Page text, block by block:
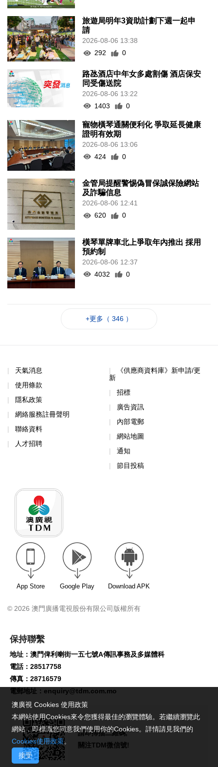
旅遊局明年3資助計劃下週一起申
請
2026-08-06 13:38
292
0
路氹酒店中年女多處割傷 酒店保安
同受傷送院
2026-08-06 13:22
1403
0
寵物橫琴通關便利化 爭取延長健康
證明有效期
2026-08-06 13:06
424
0
金管局提醒警惕偽冒保誠保險網站
及詐騙信息
2026-08-06 12:41
620
0
橫琴單牌車北上爭取年內推出 採用
預約制
2026-08-06 12:37
4032
0
+更多（ 346 ）
天氣消息
使用條款
隱私政策
網絡服務註冊聲明
聯絡資料
人才招聘
《供應商資料庫》新申請/更
新
招標
廣告資訊
內部電郵
網站地圖
通知
節目投稿
App Store Google Play Download APK
© 2026 澳門廣播電視股份有限公司版權所有
保持聯繫
地址：澳門俾利喇街一五七號A傳訊事務及多媒體科
電話：28517758
傳真：28716579
電郵地址： enquiry@tdm.com.mo
請即掃描二維碼,
關注TDM微信號!
澳廣視 Cookies 使用政策
本網站使用Cookies來令您獲得最佳的瀏覽體驗。若繼續瀏覽此
網站，即標識您同意我們使用你的Cookies。詳情請見我們的
Cookies使用政策。
接受